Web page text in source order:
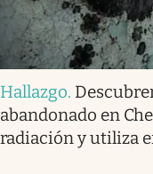
Hallazgo.
abandonado en
radiación y utiliza